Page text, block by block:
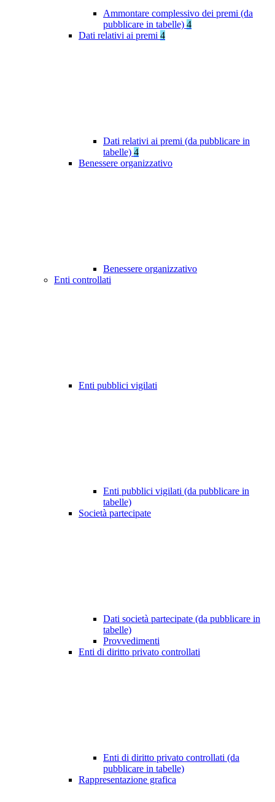
Ammontare complessivo dei premi (da
pubblicare in tabelle) 4
Dati relativi ai premi 4
Dati relativi ai premi (da pubblicare in
tabelle) 4
Benessere organizzativo
Benessere organizzativo
Enti controllati
Enti pubblici vigilati
Enti pubblici vigilati (da pubblicare in
tabelle)
Società partecipate
Dati società partecipate (da pubblicare in
tabelle)
Provvedimenti
Enti di diritto privato controllati
Enti di diritto privato controllati (da
pubblicare in tabelle)
Rappresentazione grafica